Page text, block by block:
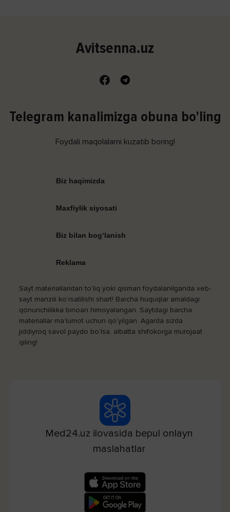
Avitsenna.uz
Telegram kanalimizga obuna bo'ling
Foydali maqolalarni kuzatib boring!
Biz haqimizda
Maxfiylik siyosati
Biz bilan bog‘lanish
Reklama
Sayt materiallaridan to‘liq yoki qisman foydalanilganda veb-
sayt manzili ko‘rsatilishi shart! Barcha huquqlar amaldagi
qonunchilikka binoan himoyalangan. Saytdagi barcha
materiallar ma’lumot uchun qo‘yilgan. Agarda sizda
jiddiyroq savol paydo bo‘lsa, albatta shifokorga murojaat
qiling!
Med24.uz ilovasida bepul onlayn
maslahatlar